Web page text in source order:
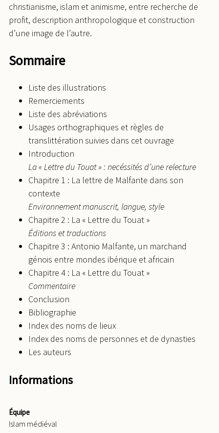
christianisme, islam et animisme, entre recherche de
profit, description anthropologique et construction
d’une image de l’autre.
Sommaire
Liste des illustrations
Remerciements
Liste des abréviations
Usages orthographiques et règles de
translittération suivies dans cet ouvrage
Introduction
La « Lettre du Touat » : necéssités d’une relecture
Chapitre 1 : La lettre de Malfante dans son
contexte
Environnement manuscrit, langue, style
Chapitre 2 : La « Lettre du Touat »
Éditions et traductions
Chapitre 3 : Antonio Malfante, un marchand
génois entre mondes ibérique et africain
Chapitre 4 : La « Lettre du Touat »
Commentaire
Conclusion
Bibliographie
Index des noms de lieux
Index des noms de personnes et de dynasties
Les auteurs
Informations
Équipe
Islam médiéval